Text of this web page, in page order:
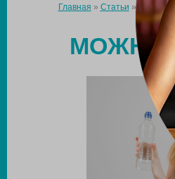
Главная » Статьи »Можно ли
МОЖНО